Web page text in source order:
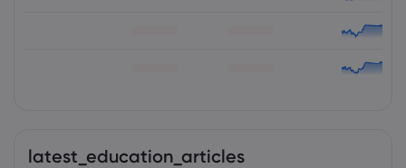
latest_education_articles